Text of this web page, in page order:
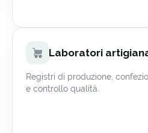
Laboratori
Registri di produzione,
e controllo qualità.